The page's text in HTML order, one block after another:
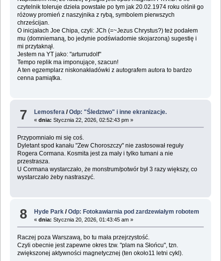
czytelnik toleruje dzieła powstałe po tym jak 20.02.1974 roku olśnił go
różowy promień z naszyjnika z rybą, symbolem pierwszych
chrześcijan.
O inicjałach Joe Chipa, czyli: JCh (=~Jezus Chrystus?) też podałem
mu (domniemaną, bo jedynie podświadomie skojarzoną) sugestię i
mi przytaknął.
Jestem na YT jako: "arturrudolf"
Tempo replik ma imponujące, szacun!
A ten egzemplarz niskonakładówki z autografem autora to bardzo
cenna pamiątka.
7 Lemosfera /Odp: "Śledztwo" i inne ekranizacje.
«dnia: Stycznia 22, 2026, 02:52:43 pm »
Przypomniało mi się coś.
Dyletant spod kanału "Zew Choroszczy" nie zastosował reguły
Rogera Cormana. Kosmita jest za mały i tylko tumani a nie
przestrasza.
U Cormana wystarczało, że monstrum/potwór był 3 razy większy, co
wystarczało żeby nastraszyć.
8 Hyde Park /Odp: Fotokawiarnia pod zardzewiałym robotem
«dnia: Stycznia 20, 2026, 01:43:45 am »
Raczej poza Warszawą, bo tu mała przejrzystość.
Czyli obecnie jest zapewne okres tzw. "plam na Słońcu", tzn.
zwiększonej aktywności magnetycznej (ten około11 letni cykl).